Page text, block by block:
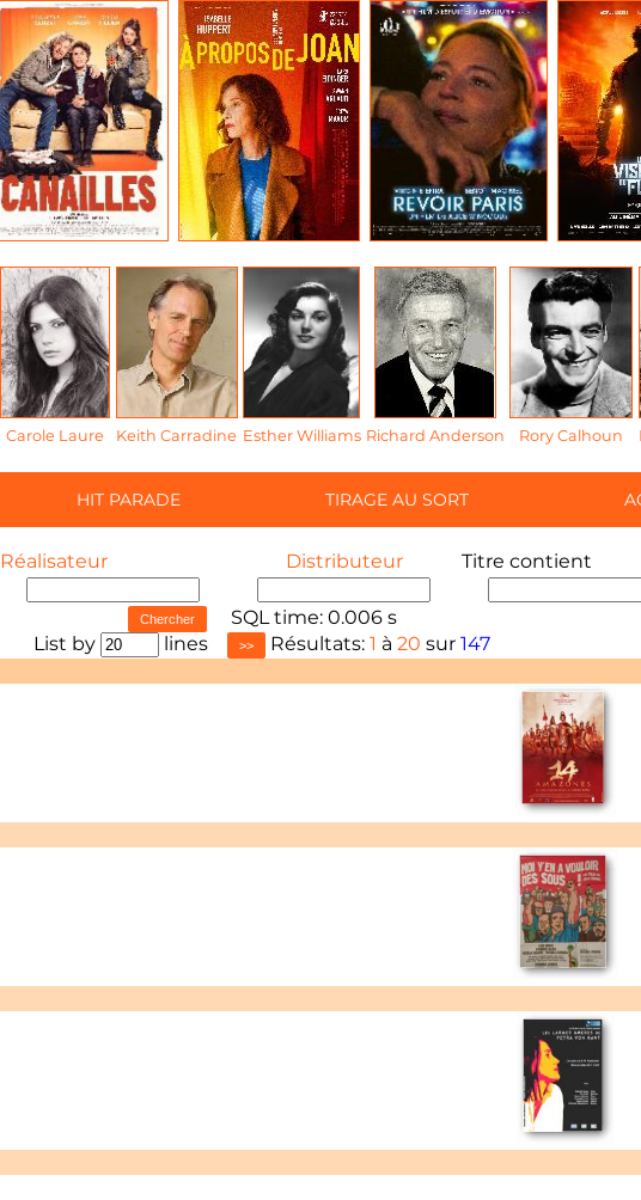
Carole Laure Keith Carradine Esther Williams Richard Anderson Rory Calhoun
HIT PARADE TIRAGE AU SORT
Réalisateur Distributeur Titre contient
SQL time: 0.006 s
List by
lines Résultats: 1 à 20 sur 147